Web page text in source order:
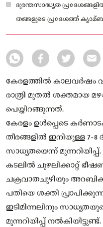
ദുരന്തസാദ്ധ്യത
തങ്ങളുടെ പ്രദേശത്ത്
പകല്‍
കേരളത്തില്‍ കാലവര്‍ഷം
രാത്രി മുതല്‍ ശക്തമായ
പെയ്തിറങ്ങുന്നത്.
കേരളം ഉൾപ്പെടെ
തീരങ്ങളിൽ ഇനിയുള്ള 7-8
സാധ്യതയെന്ന്
കടലിൽ ചുഴലിക്കാറ്റ്
ചക്രവാതചുഴിയും
പതിയെ ശക്തി
ഇടിമിന്നലിനും
മുന്നറിയിപ്പ് നൽകിയിട്ടുണ്ട്.